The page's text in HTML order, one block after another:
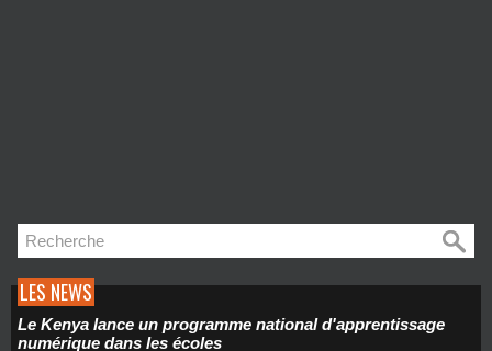
LES NEWS
Le Kenya lance un programme national d'apprentissage
numérique dans les écoles